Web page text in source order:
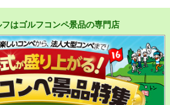
はゴルフコンペ景品の専門店